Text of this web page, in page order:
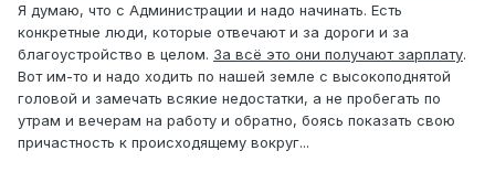
Я думаю, что с Администрации и надо начинать. Есть
конкретные люди, которые отвечают и за дороги и за
благоустройство в целом. За всё это они получают зарплату.
Вот им-то и надо ходить по нашей земле с высокоподнятой
головой и замечать всякие недостатки, а не пробегать по
утрам и вечерам на работу и обратно, боясь показать свою
причастность к происходящему вокруг...